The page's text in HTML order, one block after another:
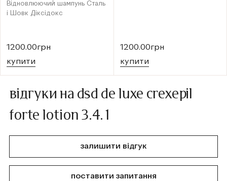
Відновлюючий шампунь Сталь
і Шовк Діксідокс
1200.00грн
купити
1200.00грн
купити
відгуки на dsd de luxe crexepil
forte lotion 3.4.1
залишити відгук
поставити запитання